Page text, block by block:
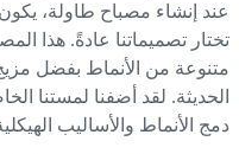
إنشاء مصباح طاولة، يكون
تصميماتنا عادةً. هذا
من الأنماط بفضل مزيج
لقد أضفنا لمستنا
الأنماط والأساليب الهيكلية